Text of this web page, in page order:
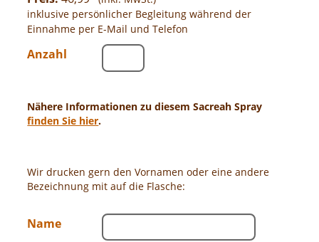
inklusive persönlicher Begleitung während der
Einnahme per E-Mail und Telefon
Anzahl
Nähere Informationen zu diesem Sacreah Spray
finden Sie hier.
Wir drucken gern den Vornamen oder eine andere
Bezeichnung mit auf die Flasche:
Name